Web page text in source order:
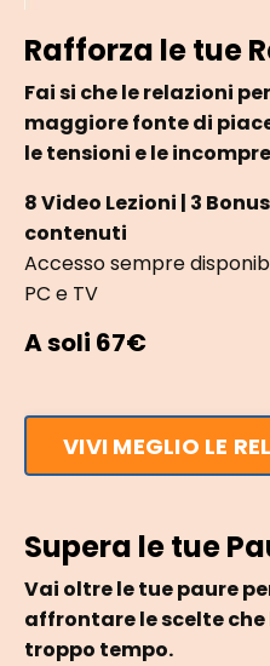
Rafforza le tue
Fai si che le relazioni
maggiore fonte di
le tensioni e le
8 Video Lezioni | 3
contenuti
Accesso sempre
PC e TV
A soli 67€
VIVI MEGLIO LE
Supera le tue
Vai oltre le tue paure
affrontare le scelte
troppo tempo.